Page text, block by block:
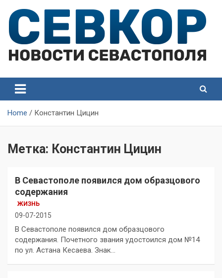
content
Севастополя
Севастополя
Home Константин Цицин
Метка: Константин Цицин
В Севастополе появился дом образцового
содержания
ЖИЗНЬ
09-07-2015
В Севастополе появился дом образцового
содержания. Почетного звания удостоился дом №14
по ул. Астана Кесаева. Знак…